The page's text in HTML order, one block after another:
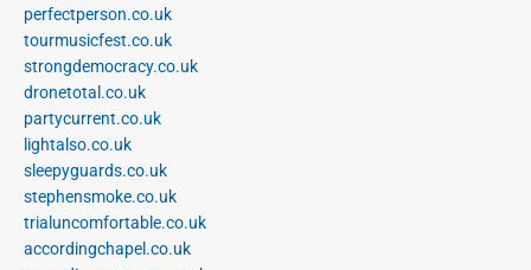
perfectperson.co.uk
tourmusicfest.co.uk
strongdemocracy.co.uk
dronetotal.co.uk
partycurrent.co.uk
lightalso.co.uk
sleepyguards.co.uk
stephensmoke.co.uk
trialuncomfortable.co.uk
accordingchapel.co.uk